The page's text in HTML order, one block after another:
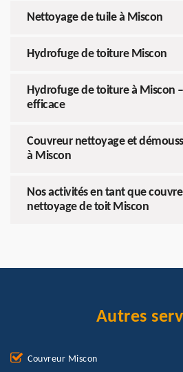
Nettoyage de tuile à Miscon
Hydrofuge de toiture Miscon
Hydrofuge de toiture à Miscon
efficace
Couvreur nettoyage et
à Miscon
Nos activités en tant que
nettoyage de toit Miscon
Autres
Couvreur Miscon